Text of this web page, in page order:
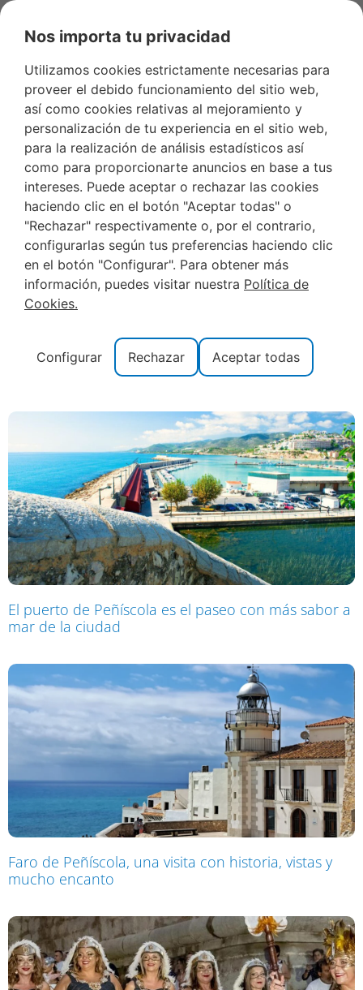
noviembre 30, 2012
FIN DE AÑO 2012 EN ALCOCEBER
Reservar vuestro apartamento para el fin de año 2012
en Alcoceber cuanto antes y aseguraros las mejores
plazas. Los apartamentos de alquiler para el fin de año
2012 este año han recibido gran cantidad de reservas
de gente joven. Los apartamentos de alquiler para fin
jovenes de las Universidades de Valencia y Castellon .
El puerto de Peñíscola es el paseo con más sabor a
mar de la ciudad
Faro de Peñíscola, una visita con historia, vistas y
mucho encanto
Nos importa tu privacidad
Utilizamos cookies estrictamente necesarias para
proveer el debido funcionamiento del sitio web,
así como cookies relativas al mejoramiento y
personalización de tu experiencia en el sitio web,
para la realización de análisis estadísticos así
como para proporcionarte anuncios en base a tus
intereses. Puede aceptar o rechazar las cookies
haciendo clic en el botón "Aceptar todas" o
"Rechazar" respectivamente o, por el contrario,
configurarlas según tus preferencias haciendo clic
en el botón "Configurar". Para obtener más
información, puedes visitar nuestra Política de
Cookies.
Configurar Rechazar Aceptar todas